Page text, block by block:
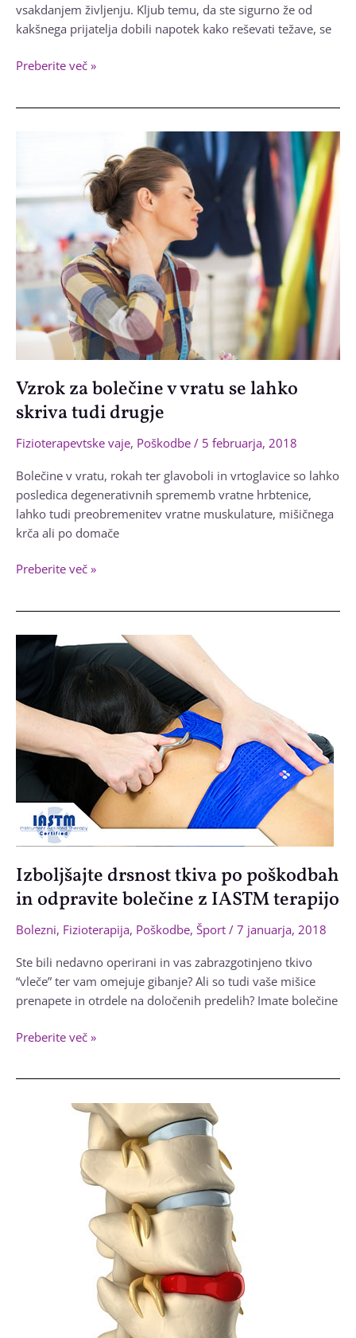
vsakdanjem življenju. Kljub temu, da ste sigurno že od
kakšnega prijatelja dobili napotek kako reševati težave, se
TOP
v
vratu
Preberite več »
Vzrok za bolečine v vratu se lahko
skriva tudi drugje
Fizioterapevtske vaje, Poškodbe / 5 februarja, 2018
Bolečine v vratu, rokah ter glavoboli in vrtoglavice so lahko
posledica degenerativnih sprememb vratne hrbtenice,
lahko tudi preobremenitev vratne muskulature, mišičnega
krča ali po domače
Vzrok
vratu
skriva
drugje
Preberite več »
Izboljšajte drsnost tkiva po poškodbah
in odpravite bolečine z IASTM terapijo
Bolezni, Fizioterapija, Poškodbe, Šport / 7 januarja, 2018
Ste bili nedavno operirani in vas zabrazgotinjeno tkivo
“vleče” ter vam omejuje gibanje? Ali so tudi vaše mišice
prenapete in otrdele na določenih predelih? Imate bolečine
Izboljšajte
poškodbah
Preberite več »